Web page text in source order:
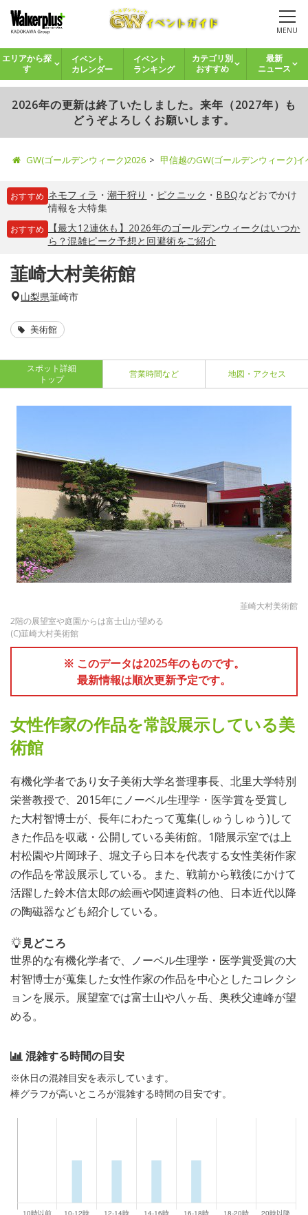
MENU
エリアから探
す
イベント
カレンダー
イベント
ランキング
カテゴリ別
おすすめ
最新
ニュース
2026年の更新は終了いたしました。来年（2027年）も
どうぞよろしくお願いします。
GW(ゴールデンウィーク)2026 甲信越のGW(ゴールデンウィーク)
おすすめ ネモフィラ ・ 潮干狩り ・ ピクニック ・ BBQなどおでかけ
情報を大特集
おすすめ
【最大12連休も】2026年のゴールデンウィークはいつか
ら？混雑ピーク予想と回避術をご紹介
韮崎大村美術館
山梨県韮崎市
美術館
スポット詳細
トップ
営業時間など 地図・アクセス
韮崎大村美術館
2階の展望室や庭園からは富士山が望める
(C)韮崎大村美術館
※ このデータは2025年のものです。
最新情報は順次更新予定です。
女性作家の作品を常設展示している美
術館
有機化学者であり女子美術大学名誉理事長、北里大学特別
栄誉教授で、2015年にノーベル生理学・医学賞を受賞し
た大村智博士が、長年にわたって蒐集(しゅうしゅう)して
きた作品を収蔵・公開している美術館。1階展示室では上
村松園や片岡球子、堀文子ら日本を代表する女性美術作家
の作品を常設展示している。また、戦前から戦後にかけて
活躍した鈴木信太郎の絵画や関連資料の他、日本近代以降
の陶磁器なども紹介している。
見どころ
世界的な有機化学者で、ノーベル生理学・医学賞受賞の大
村智博士が蒐集した女性作家の作品を中心としたコレクシ
ョンを展示。展望室では富士山や八ヶ岳、奥秩父連峰が望
める。
混雑する時間の目安
※休日の混雑目安を表示しています。
棒グラフが高いところが混雑する時間の目安です。